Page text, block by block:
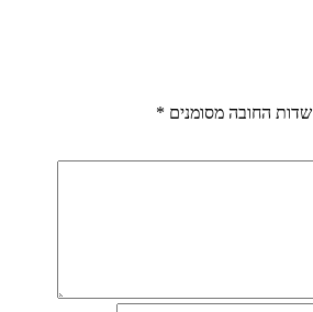
שדות החובה מסומנים *